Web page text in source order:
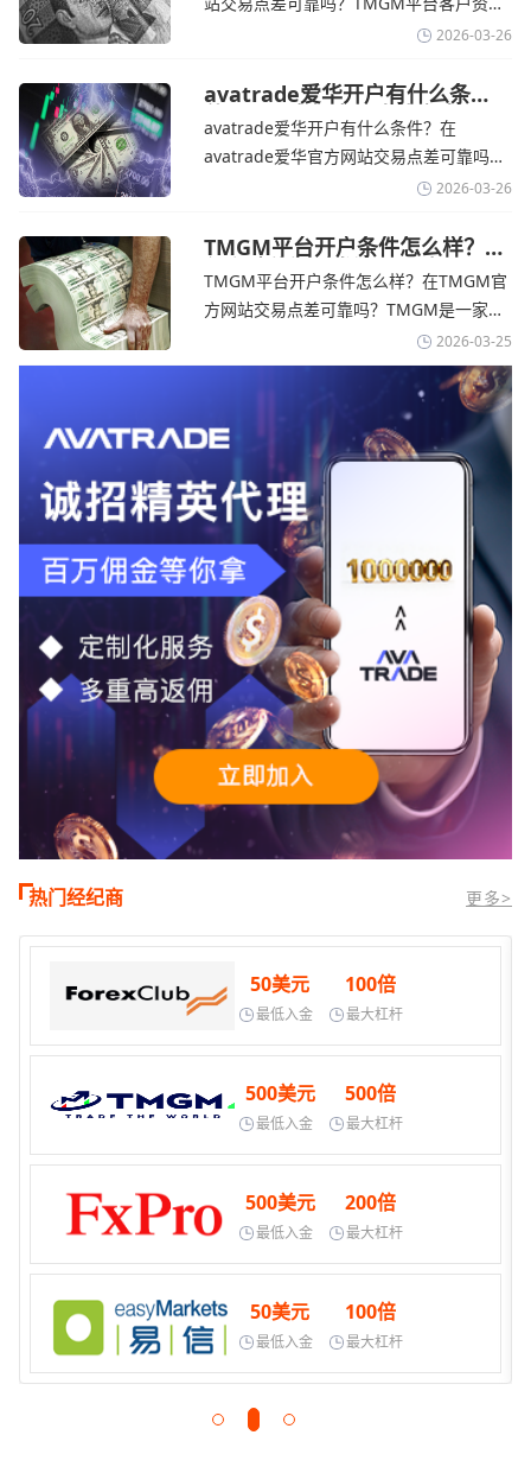
存放在澳大利亚国民银行等顶级银行的独
TMGM官网交易资讯了解，伊朗外交部长
表示，尽管德黑兰高级官员正在审查美国
结束战争的提议
2026-03-26
avatrade爱华开户有什么条
件？亚洲市场交易喜忧参半-
avatrade爱华官网
avatrade爱华开户有什么条件？在
avatrade爱华官方网站交易点差可靠吗？‌‌‌
avatrade爱华平台的新手可以用很小的成
标准的MT4、MT5，以及自研的
AvaTradeGO和AvaOptions。通过
avatrade爱华官网交易资讯了解，据伊朗
2026-03-26
TMGM平台开户条件怎么样？美
伊和谈传闻引发油价暴跌-
TMGM官网
TMGM平台开户条件怎么样？在TMGM官
方网站交易点差可靠吗？‌‌‌TMGM是一家交
易成本极低、产品极其丰富、ASIC监管
+千万保险加持的全球知名经纪商，特别适
合活跃交易者和股票CFD投资者。通过
TMGM官网交易资讯了解，周三亚洲交易
时段,油价暴跌逾6%,布伦特原油跌破每桶
100美元
2026-03-25
热门经纪商 更多>
50美元
最低入金
100倍
最大杠杆
500美元
最低入金
500倍
最大杠杆
500美元
最低入金
200倍
最大杠杆
50美元
最低入金
100倍
最大杠杆